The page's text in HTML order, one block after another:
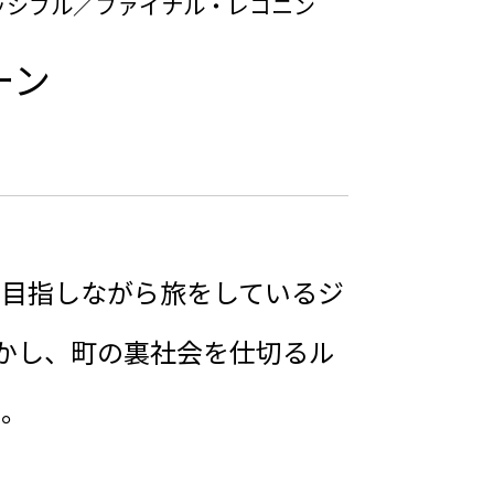
ン
指しながら旅をしているジ
し、町の裏社会を仕切るル